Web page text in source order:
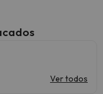
Ver todos